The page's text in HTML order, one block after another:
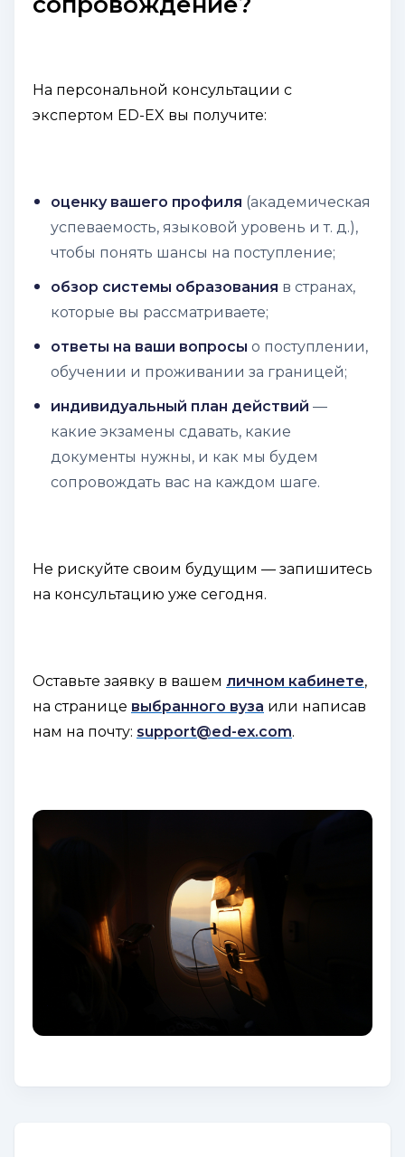
На персональной консультации с
экспертом ED-EX вы получите:
оценку вашего профиля (академическая
успеваемость, языковой уровень и т. д.),
чтобы понять шансы на поступление;
обзор системы образования в странах,
которые вы рассматриваете;
ответы на ваши вопросы о поступлении,
обучении и проживании за границей;
индивидуальный план действий —
какие экзамены сдавать, какие
документы нужны, и как мы будем
сопровождать вас на каждом шаге.
Не рискуйте своим будущим — запишитесь
на консультацию уже сегодня.
Оставьте заявку в вашем личном кабинете,
на странице выбранного вуза или написав
нам на почту: support@ed-ex.com.